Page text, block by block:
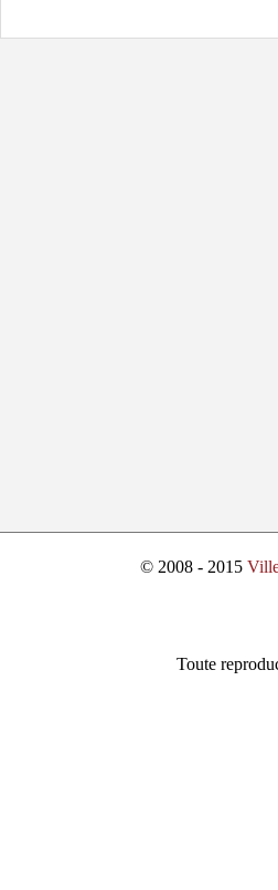
© 2008 - 2015
Toute